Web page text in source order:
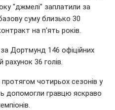
"джмелі" заплатили за
суму близько 30
на п'ять років.
за Дортмунд 146 офіційних
рахунок 36 голів.
чотирьох сезонів у
допомогли гравцю яскраво